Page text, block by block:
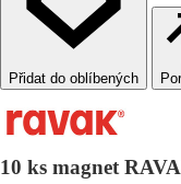
10 ks magnet